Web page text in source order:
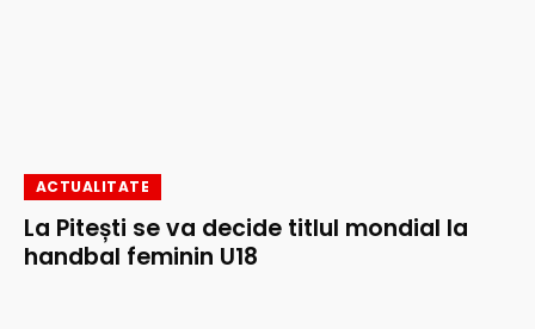
ACTUALITATE
La Pitești se va decide titlul mondial la
handbal feminin U18